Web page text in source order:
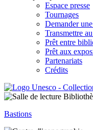
Espace presse
Tournages
Demander
Transmettre
Prêt entre
Prêt aux
Partenariats
Crédits
Bastions